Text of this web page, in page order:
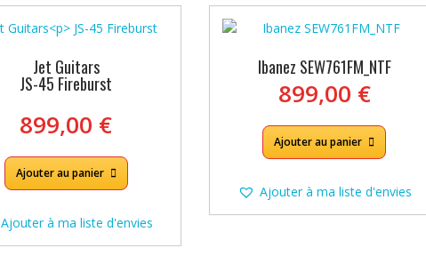
Jet Guitars
JS-45 Fireburst
899,00 €
Ajouter au panier
Ajouter à ma liste d'envies
Ibanez SEW761FM_NTF
899,00 €
Ajouter au panier
Ajouter à ma liste d'envies